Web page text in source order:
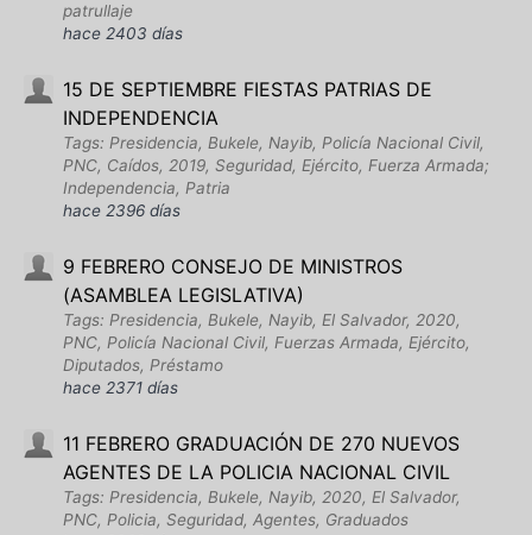
patrullaje
hace 2403 días
15 DE SEPTIEMBRE FIESTAS PATRIAS DE
INDEPENDENCIA
Tags: Presidencia, Bukele, Nayib, Policía Nacional Civil,
PNC, Caídos, 2019, Seguridad, Ejército, Fuerza Armada;
Independencia, Patria
hace 2396 días
9 FEBRERO CONSEJO DE MINISTROS
(ASAMBLEA LEGISLATIVA)
Tags: Presidencia, Bukele, Nayib, El Salvador, 2020,
PNC, Policía Nacional Civil, Fuerzas Armada, Ejército,
Diputados, Préstamo
hace 2371 días
11 FEBRERO GRADUACIÓN DE 270 NUEVOS
AGENTES DE LA POLICIA NACIONAL CIVIL
Tags: Presidencia, Bukele, Nayib, 2020, El Salvador,
PNC, Policia, Seguridad, Agentes, Graduados